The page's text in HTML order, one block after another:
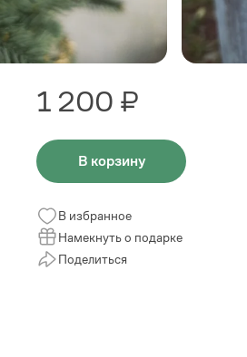
1 200 ₽
В корзину
В избранное
Намекнуть о подарке
Поделиться